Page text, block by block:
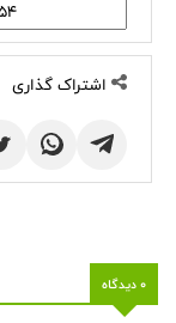
اشتراک گذاری
0 دیدگاه